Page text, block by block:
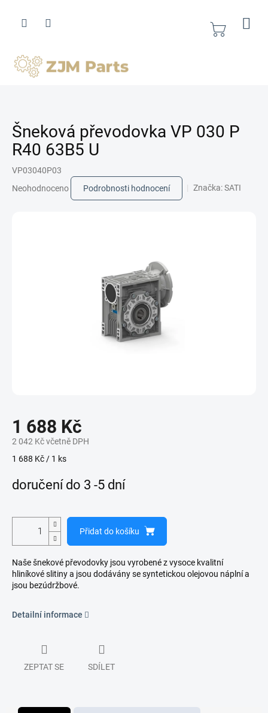
obsah
Nákupní
Šneková převodovka VP 030 P
R40 63B5 U
VP03040P03
hodnocení
Neohodnoceno Podrobnosti hodnocení Značka:SATI
1 688 Kč
2 042 Kč včetně DPH
Měrná
1 688 Kč / 1 ks
doručení do 3 -5 dní
Přidat do košíku
Naše šnekové převodovky jsou vyrobené z vysoce kvalitní
hliníkové slitiny a jsou dodávány se syntetickou olejovou náplní a
jsou bezúdržbové.
Detailní informace
ZEPTAT SE SDÍLET